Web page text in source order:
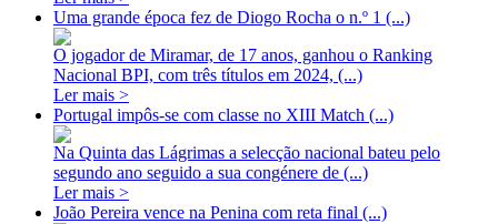
Uma grande época fez de Diogo Rocha o n.º 1 (...)
O jogador de Miramar, de 17 anos, ganhou o Ranking
Nacional BPI, com três títulos em 2024, (...)
Ler mais >
Portugal impôs-se com classe no XIII Match (...)
Na Quinta das Lágrimas a selecção nacional bateu pelo
segundo ano seguido a sua congénere de (...)
Ler mais >
João Pereira vence na Penina com reta final (...)